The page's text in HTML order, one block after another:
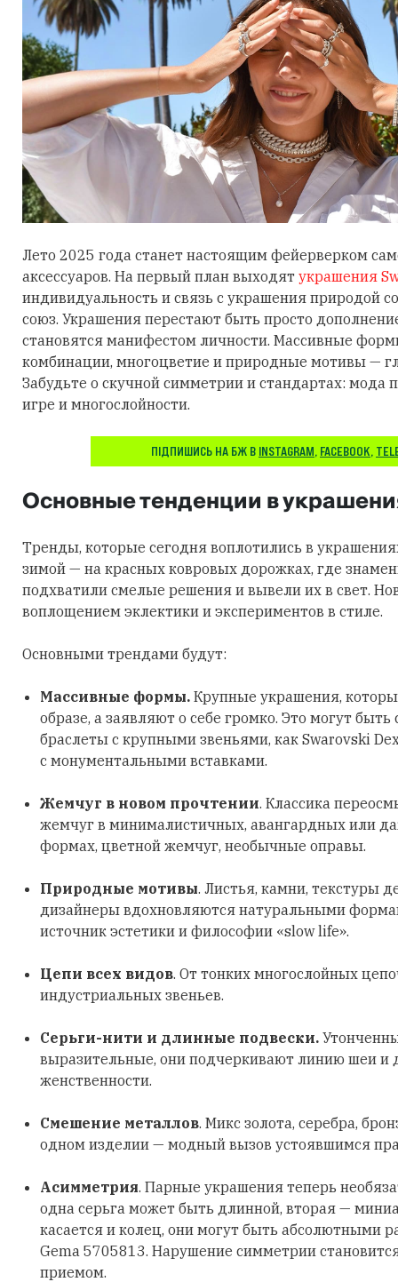
Лето 2025 года станет настоящим фейерверком
аксессуаров. На первый план выходят украшения
индивидуальность и связь с украшения природой
союз. Украшения перестают быть просто
становятся манифестом личности. Массивные
комбинации, многоцветие и природные мотивы —
Забудьте о скучной симметрии и стандартах: мода
игре и многослойности.
ПІДПИШИСЬ НА БЖ В INSTAGRAM, FACEBOOK,
Основные тенденции в
Тренды, которые сегодня воплотились в
зимой — на красных ковровых дорожках, где
подхватили смелые решения и вывели их в свет.
воплощением эклектики и экспериментов в стиле.
Основными трендами будут:
Массивные формы. Крупные украшения,
образе, а заявляют о себе громко. Это могут быть
браслеты с крупными звеньями, как Swarovski
с монументальными вставками.
Жемчуг в новом прочтении. Классика
жемчуг в минималистичных, авангардных или
формах, цветной жемчуг, необычные оправы.
Природные мотивы. Листья, камни, текстуры
дизайнеры вдохновляются натуральными
источник эстетики и философии «slow life».
Цепи всех видов. От тонких многослойных
индустриальных звеньев.
Серьги-нити и длинные подвески.
выразительные, они подчеркивают линию шеи и
женственности.
Смешение металлов. Микс золота, серебра,
одном изделии — модный вызов устоявшимся
Асимметрия. Парные украшения теперь
одна серьга может быть длинной, вторая —
касается и колец, они могут быть абсолютными
Gema 5705813. Нарушение симметрии
приемом.